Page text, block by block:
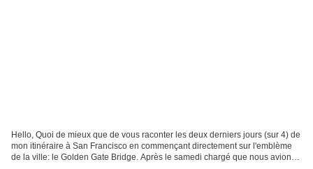
Hello, Quoi de mieux que de vous raconter les deux derniers jours (sur 4) de
mon itinéraire à San Francisco en commençant directement sur l'emblème
de la ville: le Golden Gate Bridge. Après le samedi chargé que nous avions